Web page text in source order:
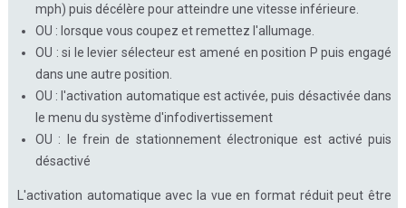
mph) puis décélère pour atteindre une vitesse inférieure.
OU : lorsque vous coupez et remettez l'allumage.
OU : si le levier sélecteur est amené en position P puis engagé
dans une autre position.
OU : l'activation automatique est activée, puis désactivée dans
le menu du système d'infodivertissement
OU : le frein de stationnement électronique est activé puis
désactivé
L'activation automatique avec la vue en format réduit peut être